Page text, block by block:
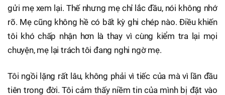
gửi mẹ xem lại. Thế nhưng mẹ chỉ lắc đầu, nói không nhớ
rõ. Mẹ cũng không hề có bất kỳ ghi chép nào. Điều khiến
tôi khó chấp nhận hơn là thay vì cùng kiểm tra lại mọi
chuyện, mẹ lại trách tôi đang nghi ngờ mẹ.
Tôi ngồi lặng rất lâu, không phải vì tiếc của mà vì lần đầu
tiên trong đời. Tôi cảm thấy niềm tin của mình bị đặt vào